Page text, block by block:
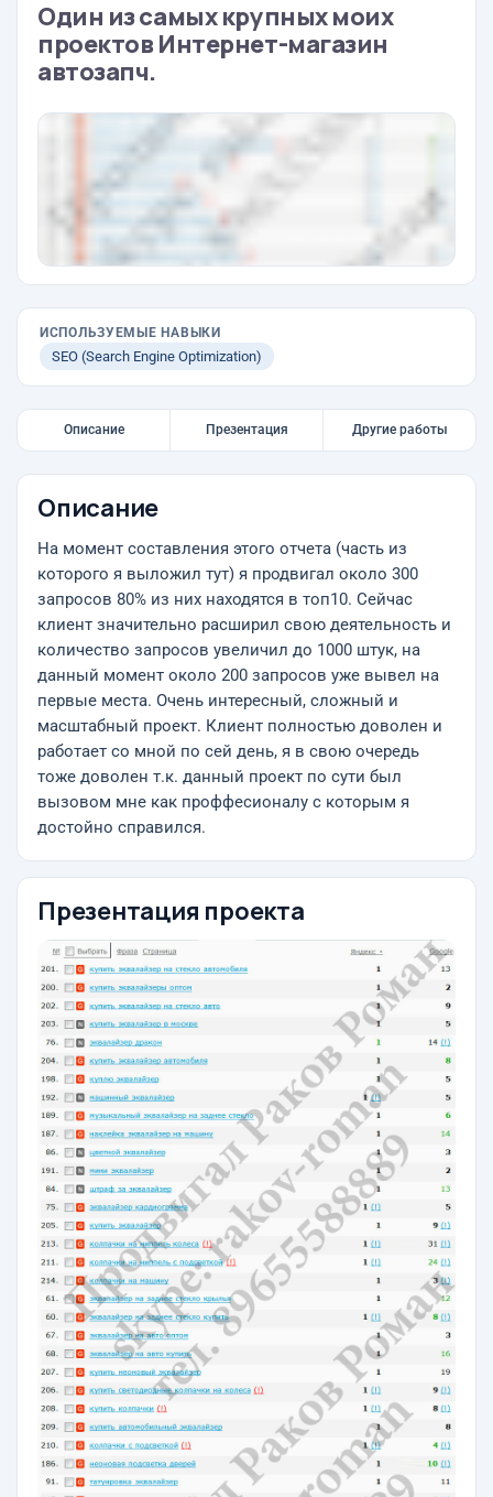
Один из самых крупных моих
проектов Интернет-магазин
автозапч.
ИСПОЛЬЗУЕМЫЕ НАВЫКИ
SEO (Search Engine Optimization)
Описание Презентация Другие работы
Описание
На момент составления этого отчета (часть из
которого я выложил тут) я продвигал около 300
запросов 80% из них находятся в топ10. Сейчас
клиент значительно расширил свою деятельность и
количество запросов увеличил до 1000 штук, на
данный момент около 200 запросов уже вывел на
первые места. Очень интересный, сложный и
масштабный проект. Клиент полностью доволен и
работает со мной по сей день, я в свою очередь
тоже доволен т.к. данный проект по сути был
вызовом мне как проффесионалу с которым я
достойно справился.
Презентация проекта